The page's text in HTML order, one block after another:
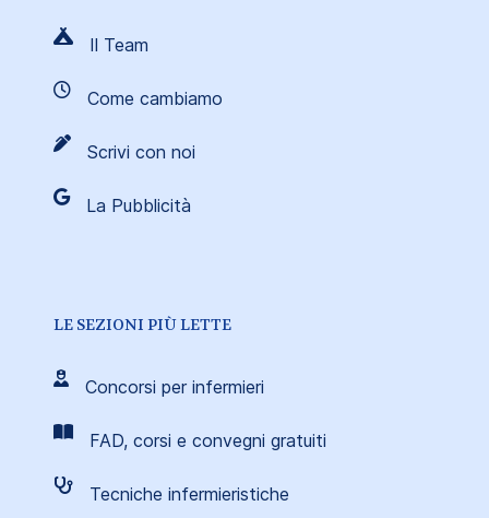
Il Team
Come cambiamo
Scrivi con noi
La Pubblicità
LE SEZIONI PIÙ LETTE
Concorsi per infermieri
FAD, corsi e convegni gratuiti
Tecniche infermieristiche